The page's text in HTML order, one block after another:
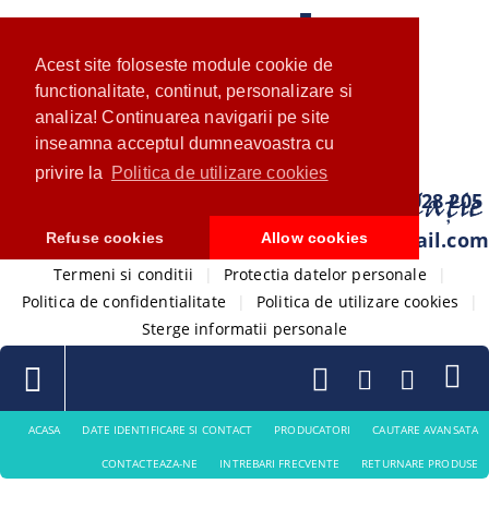
Acest site foloseste module cookie de
functionalitate, continut, personalizare si
analiza! Continuarea navigarii pe site
inseamna acceptul dumneavoastra cu
privire la
Politica de utilizare cookies
Refuse cookies Allow cookies
0733 028 205
com.ventistore@gmail.com
Termeni si conditii Protectia datelor personale
Politica de confidentialitate
Politica de utilizare cookies
Sterge informatii personale
ACASA DATE IDENTIFICARE SI CONTACT PRODUCATORI CAUTARE AVANSATA
CONTACTEAZA-NE INTREBARI FRECVENTE RETURNARE PRODUSE